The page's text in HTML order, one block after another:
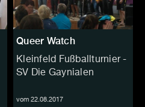
Queer Watch
Kleinfeld Fußballturnier -
SV Die Gaynialen
vom 22.08.2017